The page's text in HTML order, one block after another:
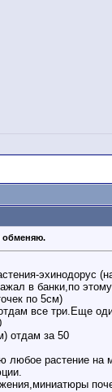
обменяю.
эхинодорус
в банки,по
по 5см)
все три.Еще
отдам за 50
любое растение на